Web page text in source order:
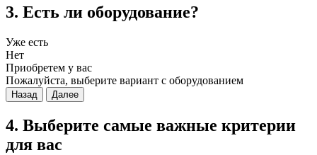
3. Есть ли оборудование?
Уже есть
Нет
Приобретем у вас
Пожалуйста, выберите вариант с оборудованием
Назад Далее
4. Выберите самые важные критерии
для вас